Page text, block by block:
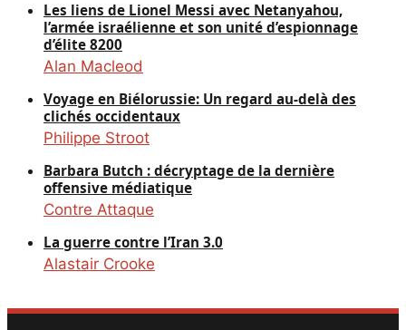
Les liens de Lionel Messi avec Netanyahou,
l’armée israélienne et son unité d’espionnage
d’élite 8200
Alan Macleod
Voyage en Biélorussie: Un regard au-delà des
clichés occidentaux
Philippe Stroot
Barbara Butch : décryptage de la dernière
offensive médiatique
Contre Attaque
La guerre contre l’Iran 3.0
Alastair Crooke